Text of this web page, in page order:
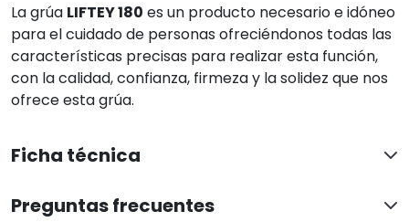
La grúa LIFTEY 180 es un producto necesario e idóneo
para el cuidado de personas ofreciéndonos todas las
características precisas para realizar esta función,
con la calidad, confianza, firmeza y la solidez que nos
ofrece esta grúa.
Ficha técnica
Preguntas frecuentes